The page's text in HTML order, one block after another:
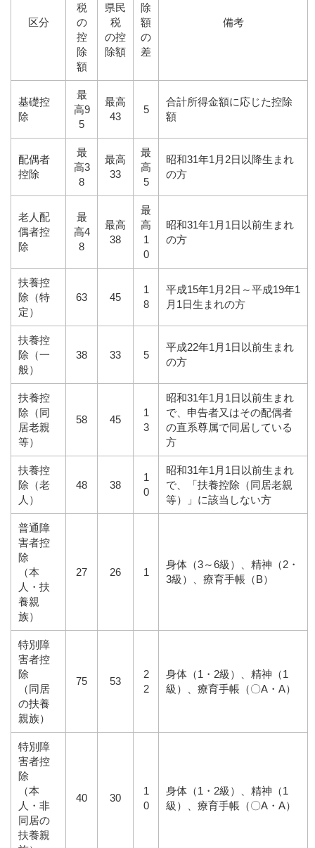
区分
税
の
控
除
額
県民
税
の控
除額
除
額
の
差
備考
基礎控
除
最
高9
5
最高
43
5
合計所得金額に応じた控除
額
配偶者
控除
最
高3
8
最高
33
最
高
5
昭和31年1月2日以降生まれ
の方
老人配
偶者控
除
最
高4
8
最高
38
最
高
1
0
昭和31年1月1日以前生まれ
の方
扶養控
除（特
定）
63 45
1
8
平成15年1月2日～平成19年1
月1日生まれの方
扶養控
除（一
般）
38 33 5
平成22年1月1日以前生まれ
の方
扶養控
除（同
居老親
等）
58 45
1
3
昭和31年1月1日以前生まれ
で、申告者又はその配偶者
の直系尊属で同居している
方
扶養控
除（老
人）
48 38
1
0
昭和31年1月1日以前生まれ
で、「扶養控除（同居老親
等）」に該当しない方
普通障
害者控
除
（本
人・扶
養親
族）
27 26 1
身体（3～6級）、精神（2・
3級）、療育手帳（B）
特別障
害者控
除
（同居
の扶養
親族）
75 53
2
2
身体（1・2級）、精神（1
級）、療育手帳（〇A・A）
特別障
害者控
除
（本
人・非
同居の
扶養親
40 30
1
0
身体（1・2級）、精神（1
級）、療育手帳（〇A・A）